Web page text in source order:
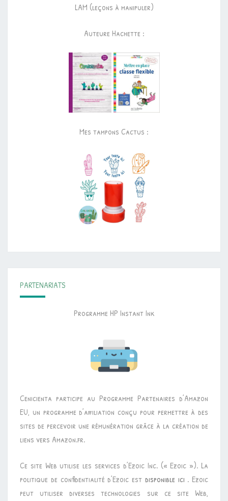
LAM (leçons à manipuler)
Auteure Hachette :
Mes tampons Cactus :
PARTENARIATS
Programme HP Instant Ink
Cenicienta participe au Programme Partenaires d’Amazon
EU, un programme d’affiliation conçu pour permettre à des
sites de percevoir une rémunération grâce à la création de
liens vers Amazon.fr.
Ce site Web utilise les services d’Ezoic Inc. (« Ezoic »). La
politique de confidentialité d’Ezoic est disponible ici . Ezoic
peut utiliser diverses technologies sur ce site Web,